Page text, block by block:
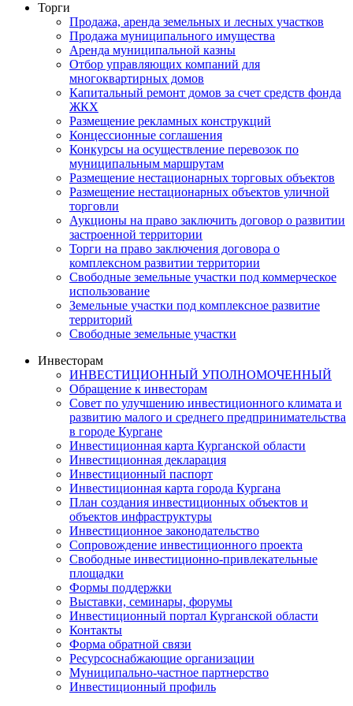
Торги
Продажа, аренда земельных и лесных участков
Продажа муниципального имущества
Аренда муниципальной казны
Отбор управляющих компаний для
многоквартирных домов
Капитальный ремонт домов за счет средств фонда
ЖКХ
Размещение рекламных конструкций
Концессионные соглашения
Конкурсы на осуществление перевозок по
муниципальным маршрутам
Размещение нестационарных торговых объектов
Размещение нестационарных объектов уличной
торговли
Аукционы на право заключить договор о развитии
застроенной территории
Торги на право заключения договора о
комплексном развитии территории
Свободные земельные участки под коммерческое
использование
Земельные участки под комплексное развитие
территорий
Свободные земельные участки
Инвесторам
ИНВЕСТИЦИОННЫЙ УПОЛНОМОЧЕННЫЙ
Обращение к инвесторам
Совет по улучшению инвестиционного климата и
развитию малого и среднего предпринимательства
в городе Кургане
Инвестиционная карта Курганской области
Инвестиционная декларация
Инвестиционный паспорт
Инвестиционная карта города Кургана
План создания инвестиционных объектов и
объектов инфраструктуры
Инвестиционное законодательство
Сопровождение инвестиционного проекта
Свободные инвестиционно-привлекательные
площадки
Формы поддержки
Выставки, семинары, форумы
Инвестиционный портал Курганской области
Контакты
Форма обратной связи
Ресурсоснабжающие организации
Муниципально-частное партнерство
Инвестиционный профиль